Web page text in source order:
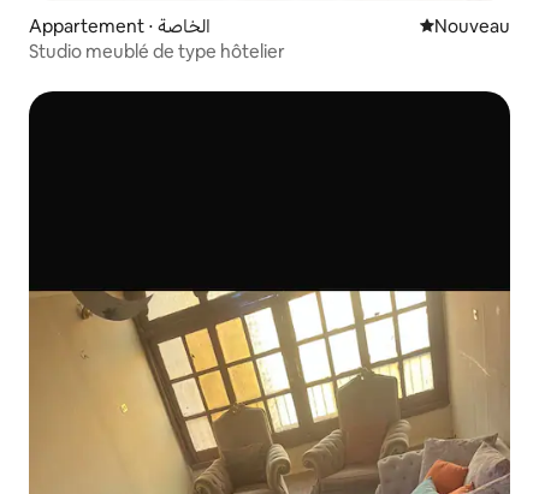
Appartement ⋅ الخاصة Nouvel
Nouveau
Studio meublé de type hôtelier